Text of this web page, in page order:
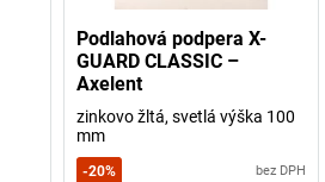
Podlahová podpera X-
GUARD CLASSIC –
Axelent
zinkovo žltá, svetlá výška 100
mm
-20% bez DPH